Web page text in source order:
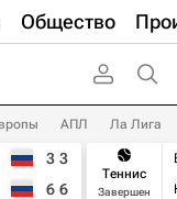
Общество
АПЛ Ла Лига
3 3
6 6
Теннис
Завершен